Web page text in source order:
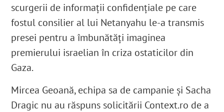
scurgerii de informații confidențiale pe care
fostul consilier al lui Netanyahu le-a transmis
presei pentru a îmbunătăți imaginea
premierului israelian în criza ostaticilor din
Gaza.
Mircea Geoană, echipa sa de campanie și Sacha
Dragic nu au răspuns solicitării Context.ro de a